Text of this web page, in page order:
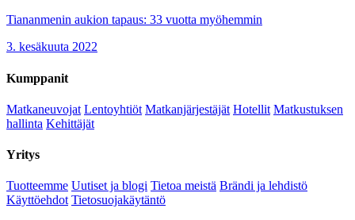
Tiananmenin aukion tapaus: 33 vuotta myöhemmin
3. kesäkuuta 2022
Kumppanit
Matkaneuvojat Lentoyhtiöt Matkanjärjestäjät Hotellit Matkustuksen
hallinta Kehittäjät
Yritys
Tuotteemme Uutiset ja blogi Tietoa meistä Brändi ja lehdistö
Käyttöehdot Tietosuojakäytäntö